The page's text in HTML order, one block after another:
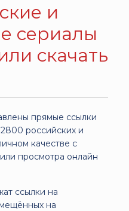
и
сериалы
скачать
прямые ссылки
российских и
качестве с
просмотра онлайн
ссылки на
на